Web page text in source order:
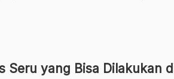
Seru yang Bisa Dilakukan